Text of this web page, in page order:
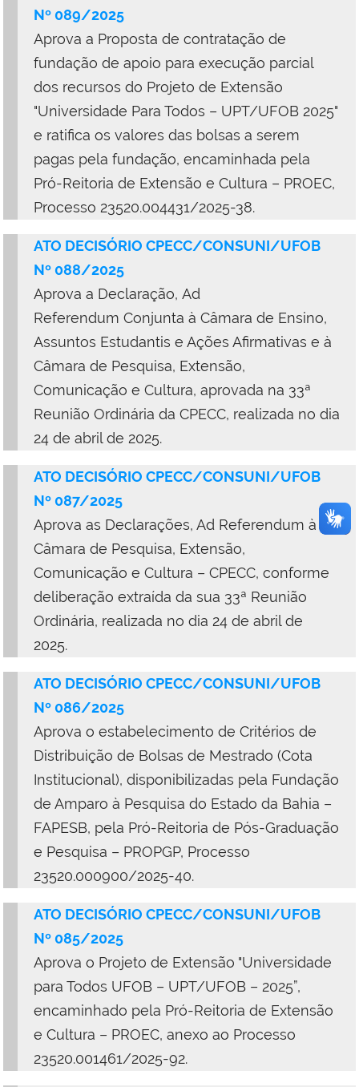
Nº 089/2025
Aprova a Proposta de contratação de
fundação de apoio para execução parcial
dos recursos do Projeto de Extensão
"Universidade Para Todos – UPT/UFOB 2025"
e ratifica os valores das bolsas a serem
pagas pela fundação, encaminhada pela
Pró-Reitoria de Extensão e Cultura – PROEC,
Processo 23520.004431/2025-38.
ATO DECISÓRIO CPECC/CONSUNI/UFOB
Nº 088/2025
Aprova a Declaração, Ad
Referendum Conjunta à Câmara de Ensino,
Assuntos Estudantis e Ações Afirmativas e à
Câmara de Pesquisa, Extensão,
Comunicação e Cultura, aprovada na 33ª
Reunião Ordinária da CPECC, realizada no dia
24 de abril de 2025.
ATO DECISÓRIO CPECC/CONSUNI/UFOB
Nº 087/2025
Aprova as Declarações, Ad Referendum à
Câmara de Pesquisa, Extensão,
Comunicação e Cultura – CPECC, conforme
deliberação extraída da sua 33ª Reunião
Ordinária, realizada no dia 24 de abril de
2025.
ATO DECISÓRIO CPECC/CONSUNI/UFOB
Nº 086/2025
Aprova o estabelecimento de Critérios de
Distribuição de Bolsas de Mestrado (Cota
Institucional), disponibilizadas pela Fundação
de Amparo à Pesquisa do Estado da Bahia –
FAPESB, pela Pró-Reitoria de Pós-Graduação
e Pesquisa – PROPGP, Processo
23520.000900/2025-40.
ATO DECISÓRIO CPECC/CONSUNI/UFOB
Nº 085/2025
Aprova o Projeto de Extensão "Universidade
para Todos UFOB – UPT/UFOB – 2025”,
encaminhado pela Pró-Reitoria de Extensão
e Cultura – PROEC, anexo ao Processo
23520.001461/2025-92.